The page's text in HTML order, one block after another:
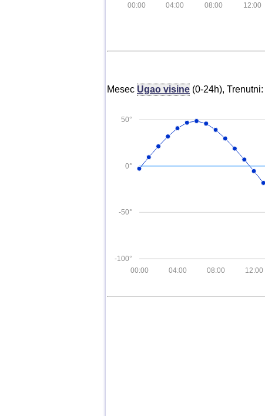
12:00
08:00
04:00
00:00
Mesec Ugao visine (0-24h), Trenutni:
-100°
-50°
0°
50°
12:00
08:00
04:00
00:00